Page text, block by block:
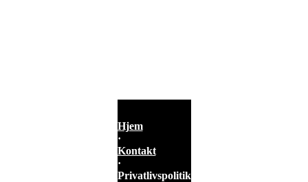
Hjem
·
Kontakt
·
Privatlivspolitik